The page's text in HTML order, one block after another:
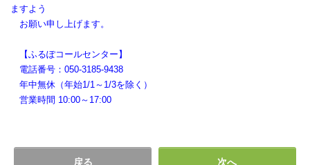
ますよう
お願い申し上げます。
【ふるぽコールセンター】
電話番号：050-3185-9438
年中無休（年始1/1～1/3を除く）
営業時間 10:00～17:00
戻る 次へ